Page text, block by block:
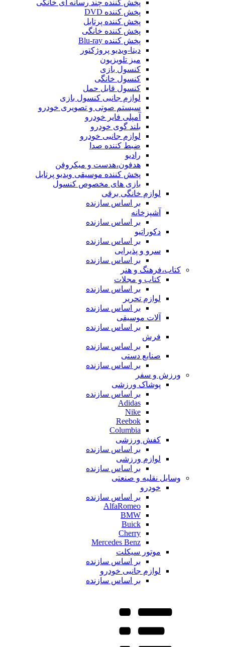
پخش کننده چند رسانه ای خانگی
پخش کننده DVD
پخش کننده پرتابل
پخش کننده خانگی
پخش کننده Blu-ray
دیتا-ویدیو پروژکتور
میز تلویزیون
کنسول بازی
کنسول خانگی
کنسول قابل حمل
لوازم جانبی کنسول بازی
سیستم صوتی و تصویری خودرو
آمپلی فایر خودرو
بلند گوی خودرو
لوازم جانبی خودرو
ضبط کننده صدا
رادیو
هدفون،هدست و میکروفن
پخش کننده موسیقی ویدیو پرتابل
بازی های مخصوص کنسول
لوازم خانگی برقی
بر اساس سازنده
آشپزخانه
بر اساس سازنده
دکوراتیو
بر اساس سازنده
سرو و پذیرایی
بر اساس سازنده
کتاب،فرهنگ و هنر
کتاب و مجلات
بر اساس سازنده
لوازم تحریر
بر اساس سازنده
آلات موسیقی
بر اساس سازنده
فرش
بر اساس سازنده
صنایع دستی
بر اساس سازنده
ورزش و سفر
پوشاک ورزشی
بر اساس سازنده
Adidas
Nike
Reebok
Columbia
کفش ورزشی
بر اساس سازنده
لوازم ورزشی
بر اساس سازنده
وسایل نقلیه و صنعتی
خودرو
بر اساس سازنده
AlfaRomeo
BMW
Buick
Cherry
Mercedes Benz
موتور سیکلت
بر اساس سازنده
لوازم جانبی خودرو
بر اساس سازنده